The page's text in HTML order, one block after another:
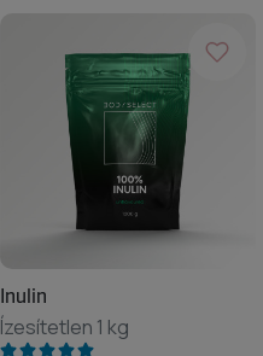
Inulin
Ízesítetlen 1 kg